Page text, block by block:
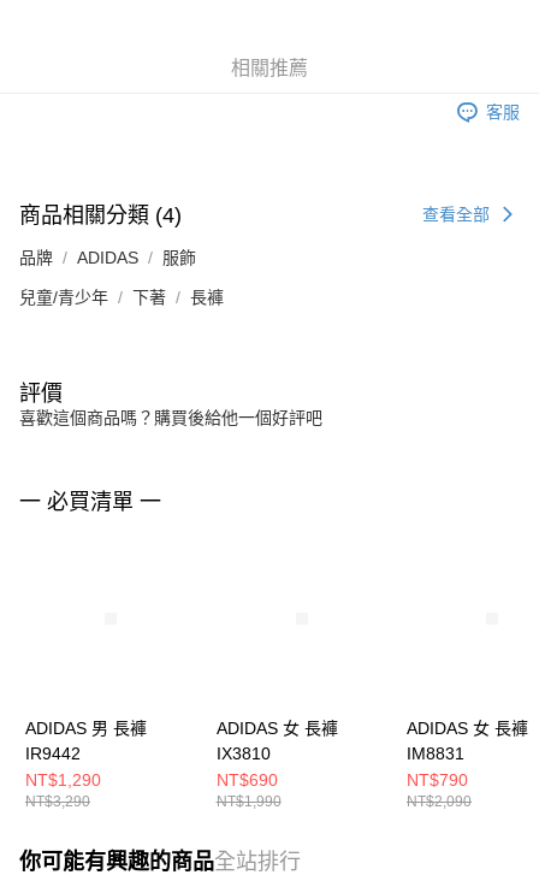
相關推薦
客服
商品相關分類 (4) 查看全部
品牌 ADIDAS 服飾
兒童/青少年 下著 長褲
評價
喜歡這個商品嗎？購買後給他一個好評吧
一 必買清單 一
ADIDAS 男 長褲
IR9442
NT$1,290
NT$3,290
ADIDAS 女 長褲
IX3810
NT$690
NT$1,990
ADIDAS 女 長褲
IM8831
NT$790
NT$2,090
你可能有興趣的商品全站排行